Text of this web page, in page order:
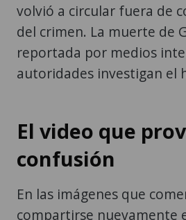
volvió a circular fuera de
del crimen. La muerte de
reportada por medios
autoridades investigan el
El video que
confusión
En las imágenes que
compartirse nuevamente